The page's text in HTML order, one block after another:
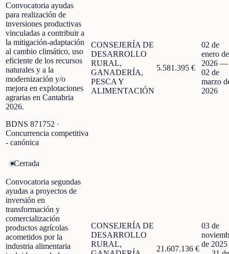
Convocatoria ayudas
para realización de
inversiones productivas
vinculadas a contribuir a
la mitigación-adaptación
al cambio climático, uso
eficiente de los recursos
naturales y a la
modernización y/o
mejora en explotaciones
agrarias en Cantabria
2026.
BDNS 871752 ·
Concurrencia competitiva
- canónica
CONSEJERÍA DE
DESARROLLO
RURAL,
GANADERÍA,
PESCA Y
ALIMENTACIÓN
5.581.395 €
02 de
enero de
2026 —
02 de
marzo
2026
Cerrada
Convocatoria segundas
ayudas a proyectos de
inversión en
transformación y
comercialización
productos agrícolas
acometidos por la
industria alimentaria
CONSEJERÍA DE
DESARROLLO
RURAL,
21.607.136 €
03 de
de 2025